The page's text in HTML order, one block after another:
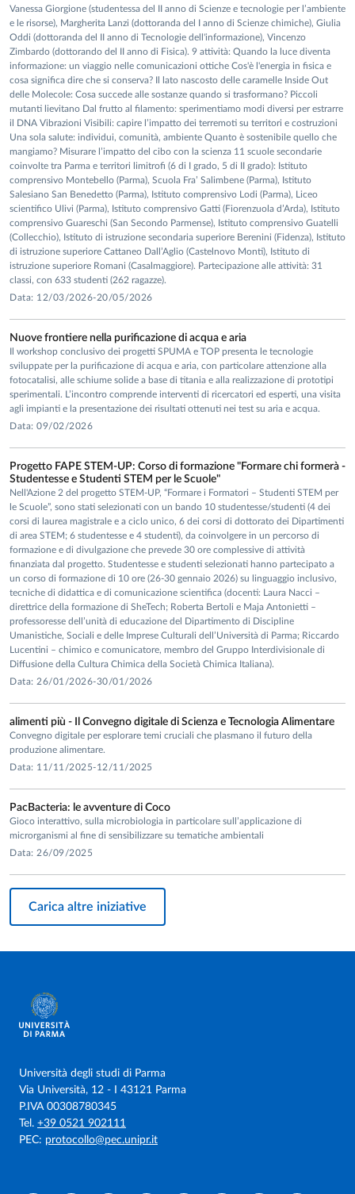
Vanessa Giorgione (studentessa del II anno di Scienze e tecnologie per l’ambiente
e le risorse), Margherita Lanzi (dottoranda del I anno di Scienze chimiche), Giulia
Oddi (dottoranda del II anno di Tecnologie dell'informazione), Vincenzo
Zimbardo (dottorando del II anno di Fisica). 9 attività: Quando la luce diventa
informazione: un viaggio nelle comunicazioni ottiche Cos'è l'energia in fisica e
cosa significa dire che si conserva? Il lato nascosto delle caramelle Inside Out
delle Molecole: Cosa succede alle sostanze quando si trasformano? Piccoli
mutanti lievitano Dal frutto al filamento: sperimentiamo modi diversi per estrarre
il DNA Vibrazioni Visibili: capire l’impatto dei terremoti su territori e costruzioni
Una sola salute: individui, comunità, ambiente Quanto è sostenibile quello che
mangiamo? Misurare l’impatto del cibo con la scienza 11 scuole secondarie
coinvolte tra Parma e territori limitrofi (6 di I grado, 5 di II grado): Istituto
comprensivo Montebello (Parma), Scuola Fra’ Salimbene (Parma), Istituto
Salesiano San Benedetto (Parma), Istituto comprensivo Lodi (Parma), Liceo
scientifico Ulivi (Parma), Istituto comprensivo Gatti (Fiorenzuola d’Arda), Istituto
comprensivo Guareschi (San Secondo Parmense), Istituto comprensivo Guatelli
(Collecchio), Istituto di istruzione secondaria superiore Berenini (Fidenza), Istituto
di istruzione superiore Cattaneo Dall’Aglio (Castelnovo Monti), Istituto di
istruzione superiore Romani (Casalmaggiore). Partecipazione alle attività: 31
classi, con 633 studenti (262 ragazze).
Data: 12/03/2026-20/05/2026
Nuove frontiere nella purificazione di acqua e aria
Il workshop conclusivo dei progetti SPUMA e TOP presenta le tecnologie
sviluppate per la purificazione di acqua e aria, con particolare attenzione alla
fotocatalisi, alle schiume solide a base di titania e alla realizzazione di prototipi
sperimentali. L’incontro comprende interventi di ricercatori ed esperti, una visita
agli impianti e la presentazione dei risultati ottenuti nei test su aria e acqua.
Data: 09/02/2026
Progetto FAPE STEM-UP: Corso di formazione "Formare chi formerà -
Studentesse e Studenti STEM per le Scuole"
Nell'Azione 2 del progetto STEM-UP, “Formare i Formatori – Studenti STEM per
le Scuole”, sono stati selezionati con un bando 10 studentesse/studenti (4 dei
corsi di laurea magistrale e a ciclo unico, 6 dei corsi di dottorato dei Dipartimenti
di area STEM; 6 studentesse e 4 studenti), da coinvolgere in un percorso di
formazione e di divulgazione che prevede 30 ore complessive di attività
finanziata dal progetto. Studentesse e studenti selezionati hanno partecipato a
un corso di formazione di 10 ore (26-30 gennaio 2026) su linguaggio inclusivo,
tecniche di didattica e di comunicazione scientifica (docenti: Laura Nacci –
direttrice della formazione di SheTech; Roberta Bertoli e Maja Antonietti –
professoresse dell’unità di educazione del Dipartimento di Discipline
Umanistiche, Sociali e delle Imprese Culturali dell’Università di Parma; Riccardo
Lucentini – chimico e comunicatore, membro del Gruppo Interdivisionale di
Diffusione della Cultura Chimica della Società Chimica Italiana).
Data: 26/01/2026-30/01/2026
alimenti più - Il Convegno digitale di Scienza e Tecnologia Alimentare
Convegno digitale per esplorare temi cruciali che plasmano il futuro della
produzione alimentare.
Data: 11/11/2025-12/11/2025
PacBacteria: le avventure di Coco
Gioco interattivo, sulla microbiologia in particolare sull’applicazione di
microrganismi al fine di sensibilizzare su tematiche ambientali
Data: 26/09/2025
Carica altre iniziative
Università degli studi di Parma
Via Università, 12 - I 43121 Parma
P.IVA 00308780345
Tel. +39 0521 902111
PEC: protocollo@pec.unipr.it